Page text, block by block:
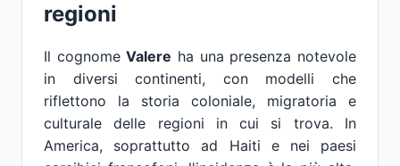
regioni
Il cognomeValere ha una presenza notevole
in diversi continenti, con modelli che
riflettono la storia coloniale, migratoria e
culturale delle regioni in cui si trova. In
America, soprattutto ad Haiti e nei paesi